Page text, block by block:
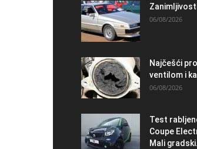
06/08/2026
Najčešći
ventilom i
06/08/2026
Test
Coupe
Mali